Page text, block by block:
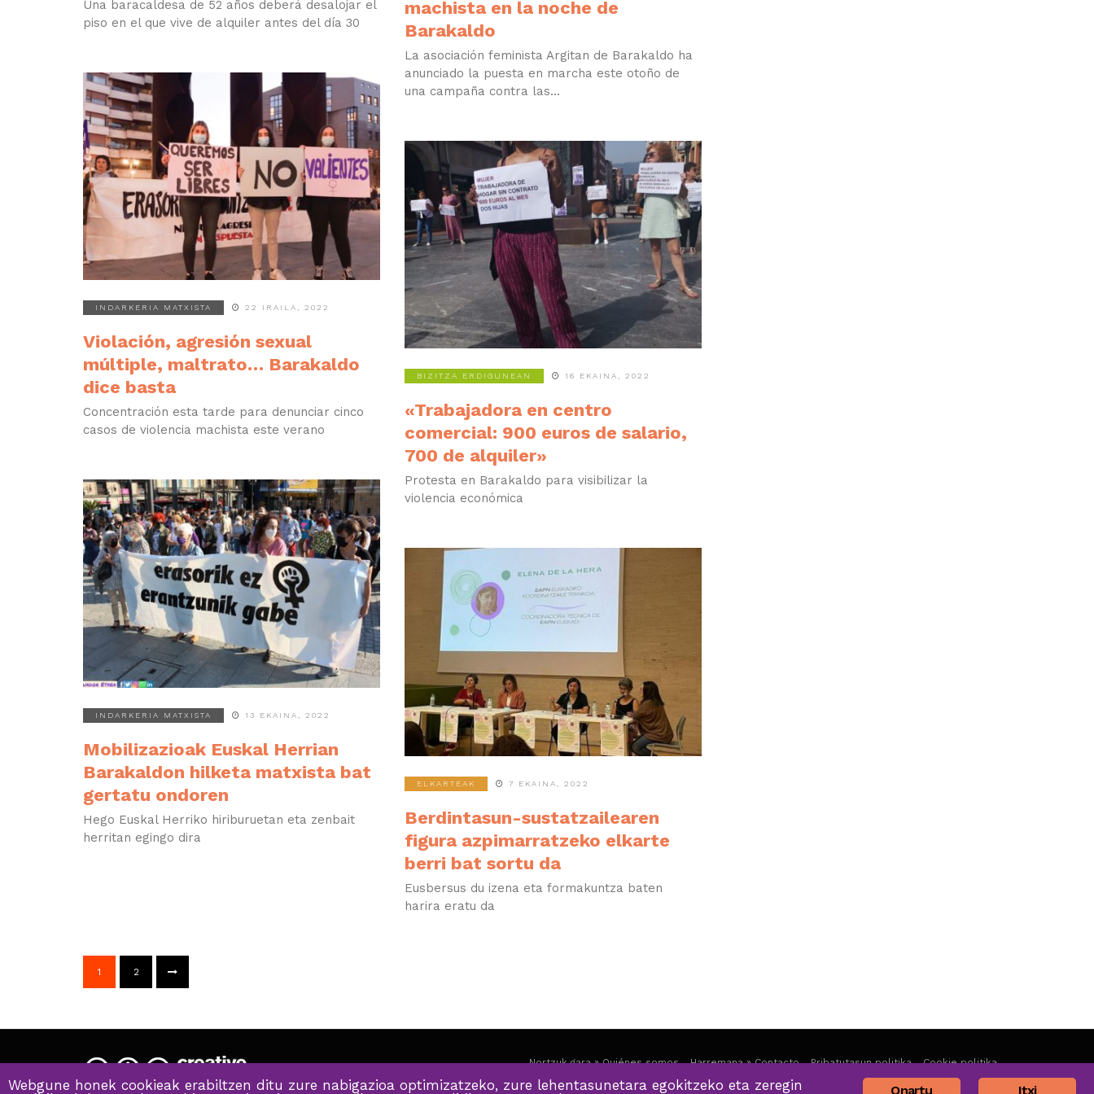
Una baracaldesa de 52 años deberá desalojar el
piso en el que vive de alquiler antes del día 30
machista en la noche de
Barakaldo
La asociación feminista Argitan de Barakaldo ha
anunciado la puesta en marcha este otoño de
una campaña contra las...
INDARKERIA MATXISTA 22 IRAILA, 2022
Violación, agresión sexual
múltiple, maltrato… Barakaldo
dice basta
Concentración esta tarde para denunciar cinco
casos de violencia machista este verano
BIZITZA ERDIGUNEAN 16 EKAINA, 2022
«Trabajadora en centro
comercial: 900 euros de salario,
700 de alquiler»
Protesta en Barakaldo para visibilizar la
violencia económica
INDARKERIA MATXISTA 13 EKAINA, 2022
Mobilizazioak Euskal Herrian
Barakaldon hilketa matxista bat
gertatu ondoren
Hego Euskal Herriko hiriburuetan eta zenbait
herritan egingo dira
ELKARTEAK 7 EKAINA, 2022
Berdintasun-sustatzailearen
figura azpimarratzeko elkarte
berri bat sortu da
Eusbersus du izena eta formakuntza baten
harira eratu da
1 2
Nortzuk gara » Quiénes somos Harremana » Contacto Pribatutasun politika Cookie politika
Itxi
Onartu
Webgune honek cookieak erabiltzen ditu zure nabigazioa optimizatzeko, zure lehentasunetara egokitzeko eta zeregin